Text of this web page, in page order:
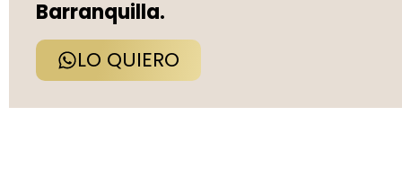
Barranquilla.
LO QUIERO